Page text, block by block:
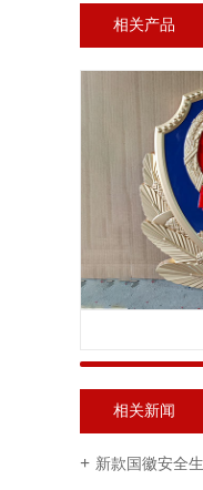
相关产品
相关新闻
新款国徽安全